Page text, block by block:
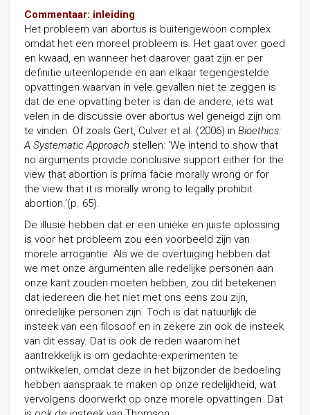
Commentaar: inleiding
Het probleem van abortus is buitengewoon complex
omdat het een moreel probleem is. Het gaat over goed
en kwaad, en wanneer het daarover gaat zijn er per
definitie uiteenlopende en aan elkaar tegengestelde
opvattingen waarvan in vele gevallen niet te zeggen is
dat de ene opvatting beter is dan de andere, iets wat
velen in de discussie over abortus wel geneigd zijn om
te vinden. Of zoals Gert, Culver et al. (2006) in Bioethics:
A Systematic Approach stellen: ‘We intend to show that
no arguments provide conclusive support either for the
view that abortion is prima facie morally wrong or for
the view that it is morally wrong to legally prohibit
abortion.’(p. 65).
De illusie hebben dat er een unieke en juiste oplossing
is voor het probleem zou een voorbeeld zijn van
morele arrogantie. Als we de overtuiging hebben dat
we met onze argumenten alle redelijke personen aan
onze kant zouden moeten hebben, zou dit betekenen
dat iedereen die het niet met ons eens zou zijn,
onredelijke personen zijn. Toch is dat natuurlijk de
insteek van een filosoof en in zekere zin ook de insteek
van dit essay. Dat is ook de reden waarom het
aantrekkelijk is om gedachte-experimenten te
ontwikkelen, omdat deze in het bijzonder de bedoeling
hebben aanspraak te maken op onze redelijkheid, wat
vervolgens doorwerkt op onze morele opvattingen. Dat